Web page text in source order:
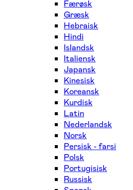
Færøsk
Græsk
Hebraisk
Hindi
Islandsk
Italiensk
Japansk
Kinesisk
Koreansk
Kurdisk
Latin
Nederlandsk
Norsk
Persisk - farsi
Polsk
Portugisisk
Russisk